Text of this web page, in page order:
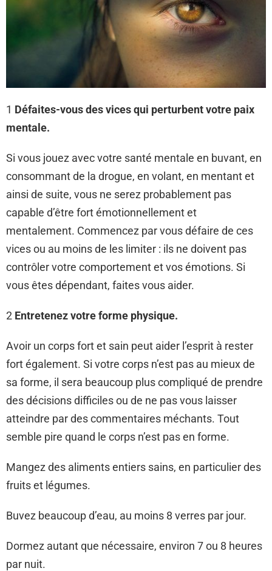
1 Défaites-vous des vices qui perturbent votre paix
mentale.
Si vous jouez avec votre santé mentale en buvant, en
consommant de la drogue, en volant, en mentant et
ainsi de suite, vous ne serez probablement pas
capable d’être fort émotionnellement et
mentalement. Commencez par vous défaire de ces
vices ou au moins de les limiter : ils ne doivent pas
contrôler votre comportement et vos émotions. Si
vous êtes dépendant, faites vous aider.
2 Entretenez votre forme physique.
Avoir un corps fort et sain peut aider l’esprit à rester
fort également. Si votre corps n’est pas au mieux de
sa forme, il sera beaucoup plus compliqué de prendre
des décisions difficiles ou de ne pas vous laisser
atteindre par des commentaires méchants. Tout
semble pire quand le corps n’est pas en forme.
Mangez des aliments entiers sains, en particulier des
fruits et légumes.
Buvez beaucoup d’eau, au moins 8 verres par jour.
Dormez autant que nécessaire, environ 7 ou 8 heures
par nuit.